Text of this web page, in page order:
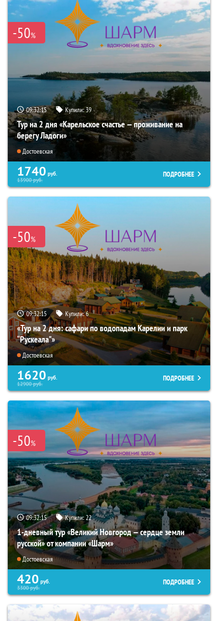
-50%
09:32:14 Купили:39
Тур на 2 дня «Карельское счастье — проживание на
берегу Ладоги»
Достоевская
1740 руб.
13900руб.
ПОДРОБНЕЕ
-50%
09:32:14 Купили:6
«Тур на 2 дня: сафари по водопадам Карелии и парк
“Рускеала"»
Достоевская
1620 руб.
12900руб.
ПОДРОБНЕЕ
-50%
09:32:14 Купили:22
1-дневный тур «Великий Новгород — сердце земли
русской» от компании «Шарм»
Достоевская
420 руб.
3300руб.
ПОДРОБНЕЕ